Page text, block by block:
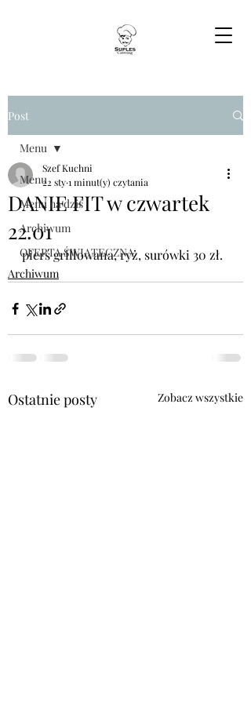
Post
Menu
Menu na dziś
Archiwum
OFERTA ŚWIĄTECZNA
Menu
DANIE FIT w czwartek
22.01
Szef Kuchni
22 sty1 minut(y) czytania
pierś grillowana, ryż, surówki 30 zł.
Archiwum
Ostatnie posty Zobacz wszystkie